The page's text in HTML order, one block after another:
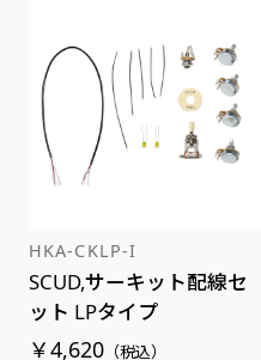
HKA-CKLP-I
SCUD,サーキット配線セ
ット LPタイプ
￥4,620（税込）